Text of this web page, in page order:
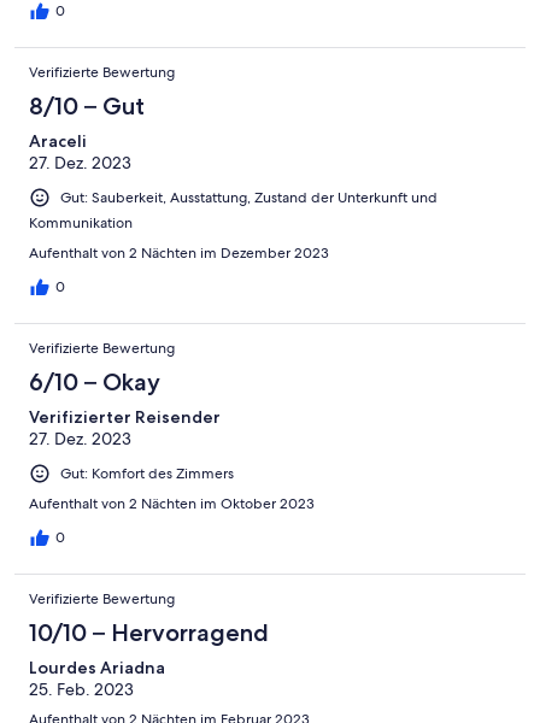
0
Verifizierte Bewertung
8/10 – Gut
Araceli
27. Dez. 2023
Gut: Sauberkeit, Ausstattung, Zustand der Unterkunft und
Kommunikation
Aufenthalt von 2 Nächten im Dezember 2023
0
Verifizierte Bewertung
6/10 – Okay
Verifizierter Reisender
27. Dez. 2023
Gut: Komfort des Zimmers
Aufenthalt von 2 Nächten im Oktober 2023
0
Verifizierte Bewertung
10/10 – Hervorragend
Lourdes Ariadna
25. Feb. 2023